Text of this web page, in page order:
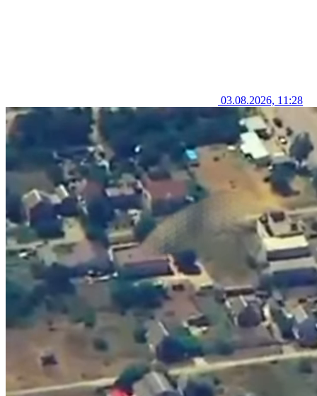
03.08.2026, 11:28